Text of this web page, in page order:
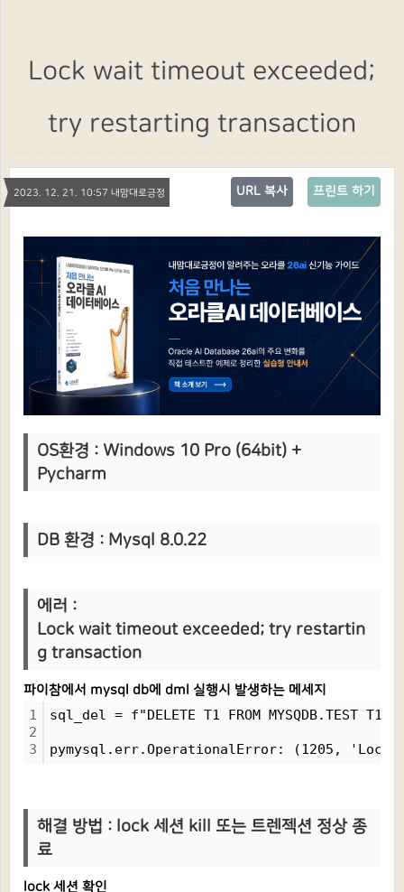
Lock wait timeout exceeded;
try restarting transaction
2023. 12. 21. 10:57 내맘대로긍정 프린트 하기
URL 복사
OS환경 : Windows 10 Pro (64bit) +
Pycharm
DB 환경 : Mysql 8.0.22
에러 :
Lock wait timeout exceeded; try restartin
g transaction
파이참에서 mysql db에 dml 실행시 발생하는 메세지
1
2
3
sql_del = f"DELETE T1 FROM MYSQDB.TEST T1
pymysql.err.OperationalError: (1205,
해결 방법 : lock 세션 kill 또는 트렌젝션 정상 종
료
lock 세션 확인